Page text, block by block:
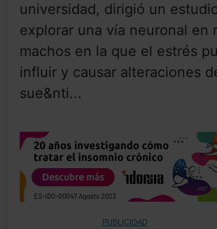
universidad, dirigió un
explorar una vía neuronal en
machos en la que el estrés
influir y causar alteraciones
sue&nti...
PUBLICIDAD